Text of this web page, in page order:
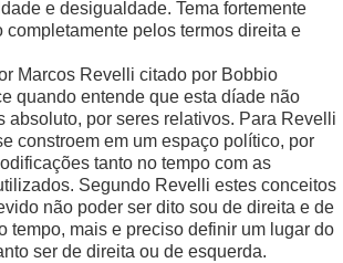
e desigualdade. Tema fortemente
completamente pelos termos direita e
Marcos Revelli citado por Bobbio
quando entende que esta díade não
absoluto, por seres relativos. Para Revelli
constroem em um espaço político, por
tanto no tempo com as
Segundo Revelli estes conceitos
não poder ser dito sou de direita e de
tempo, mais e preciso definir um lugar do
ser de direita ou de esquerda.